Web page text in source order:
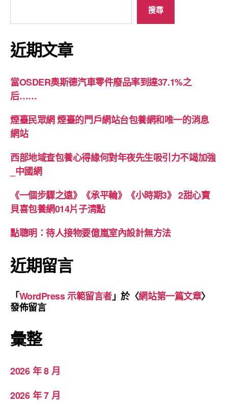
搜尋
近期文章
當OSDER奧斯德汽車零件廢品率到達37.1%之
后……
煙臺民眾網 煙臺的門戶網站台包養網和唯一的消息
網站
西部地域查包養心得緣何對年夜先生吸引力不竭加強
_中國網
《一個步驟之遠》《承平輪》《小時期3》 2甜心寶
貝喜包養網014片子清點
點聰明：待人接物要億嵐室內設計無方法
近期留言
「WordPress 示範留言者」於〈網站第一篇文章〉
發佈留言
彙整
2026 年 8 月
2026 年 7 月